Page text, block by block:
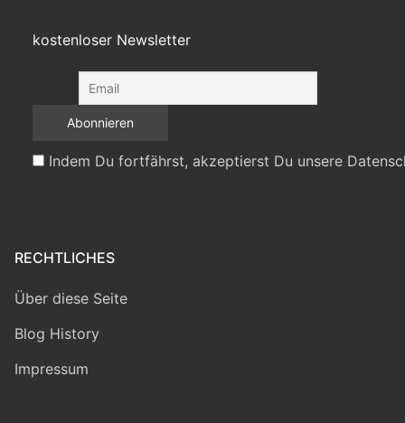
kostenloser Newsletter
Indem Du fortfährst, akzeptierst Du unsere
RECHTLICHES
Über diese Seite
Blog History
Impressum